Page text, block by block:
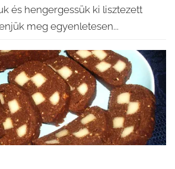
és hengergessük ki lisztezett
meg egyenletesen...